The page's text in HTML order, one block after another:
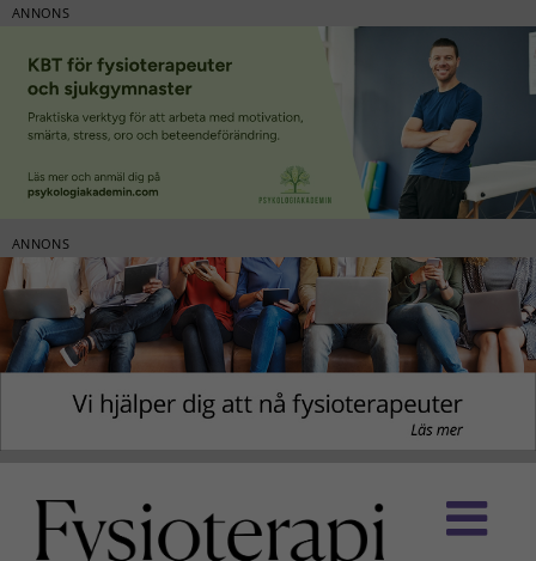
ANNONS
ANNONS
innehållet